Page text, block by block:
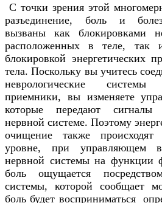
С точки зрения этой
разъединение, боль и
вызваны как блокировками
расположенных в теле, так
блокировкой энергетических
тела. Поскольку вы учитесь
неврологические
приемники, вы изменяете
которые передают сигналы
нервной системе. Поэтому
очищение также происходят
уровне, при управляющем
нервной системы на функции
боль ощущается
системы, которой сообщает
боль будет восприниматься